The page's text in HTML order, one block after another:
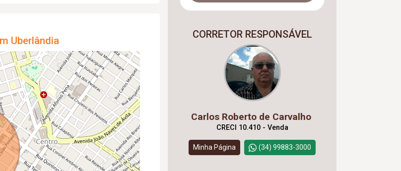
Uberlândia
CORRETOR RESPONSÁVEL
Carlos Roberto de Carvalho
CRECI 10.410 - Venda
Minha Página (34) 99883-3000